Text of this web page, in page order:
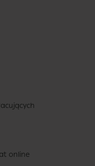
online